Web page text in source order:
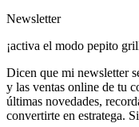
Newsletter
¡activa el modo pepito
Dicen que mi newsletter
y las ventas online de tu
últimas novedades,
convertirte en estratega.